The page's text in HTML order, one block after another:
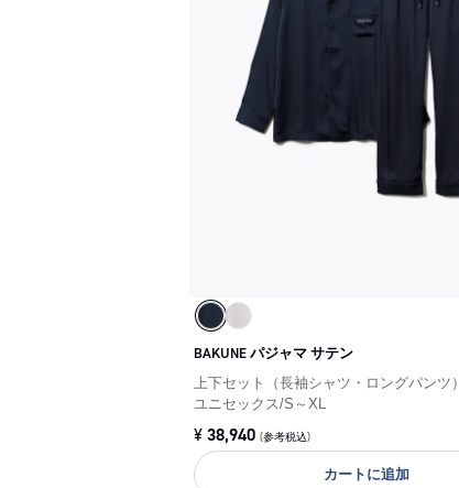
BAKUNE パジャマ サテン
上下セット（長袖シャツ・ロングパンツ）
ユニセックス/S～XL
¥ 38,940 (参考税込)
カートに追加